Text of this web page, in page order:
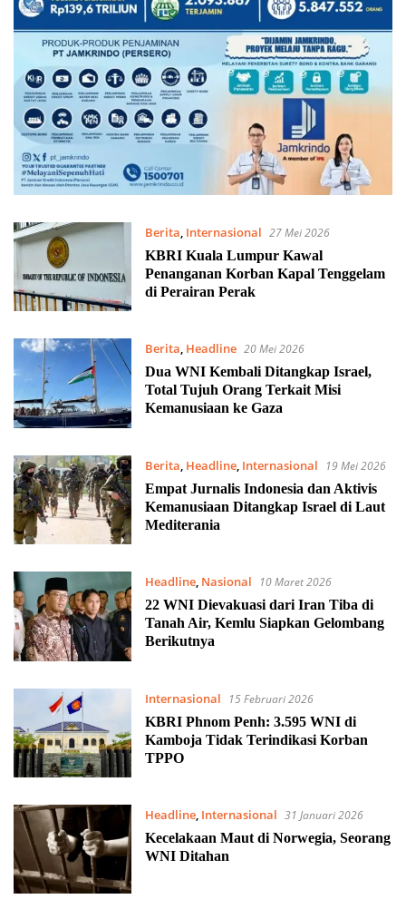
Berita, Internasional 27 Mei 2026
KBRI Kuala Lumpur Kawal
Penanganan Korban Kapal Tenggelam
di Perairan Perak
Berita, Headline 20 Mei 2026
Dua WNI Kembali Ditangkap Israel,
Total Tujuh Orang Terkait Misi
Kemanusiaan ke Gaza
Berita Headline, Internasional
19 Mei 2026
Empat Jurnalis Indonesia dan Aktivis
Kemanusiaan Ditangkap Israel di Laut
Mediterania
Headline, Nasional
10 Maret 2026
22 WNI Dievakuasi dari Iran Tiba di
Tanah Air, Kemlu Siapkan Gelombang
Berikutnya
Internasional
15 Februari 2026
KBRI Phnom Penh: 3.595 WNI di
Kamboja Tidak Terindikasi Korban
TPPO
Headline, Internasional 31 Januari 2026
Kecelakaan Maut di Norwegia, Seorang
WNI Ditahan